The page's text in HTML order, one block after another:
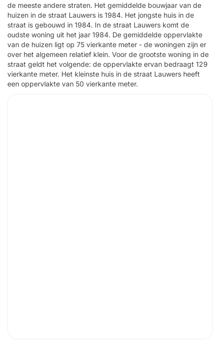
de meeste andere straten. Het gemiddelde bouwjaar van de
huizen in de straat Lauwers is 1984. Het jongste huis in de
straat is gebouwd in 1984. In de straat Lauwers komt de
oudste woning uit het jaar 1984. De gemiddelde oppervlakte
van de huizen ligt op 75 vierkante meter - de woningen zijn er
over het algemeen relatief klein. Voor de grootste woning in de
straat geldt het volgende: de oppervlakte ervan bedraagt 129
vierkante meter. Het kleinste huis in de straat Lauwers heeft
een oppervlakte van 50 vierkante meter.